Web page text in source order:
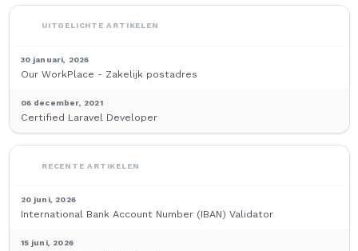
UITGELICHTE ARTIKELEN
30 januari, 2026
Our WorkPlace - Zakelijk postadres
06 december, 2021
Certified Laravel Developer
RECENTE ARTIKELEN
20 juni, 2026
International Bank Account Number (IBAN) Validator
15 juni, 2026